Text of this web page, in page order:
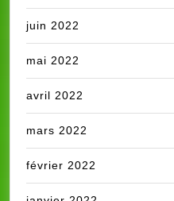
juin 2022
mai 2022
avril 2022
mars 2022
février 2022